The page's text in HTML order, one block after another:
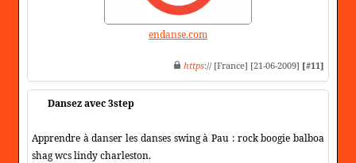
endanse.com
https:// [France] [21-06-2009] [#11]
Dansez avec 3step
Apprendre à danser les danses swing à Pau : rock boogie balboa
shag wcs lindy charleston.